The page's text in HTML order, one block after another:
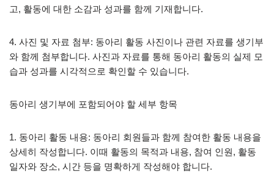
고, 활동에 대한 소감과 성과를 함께 기재합니다.
4. 사진 및 자료 첨부: 동아리 활동 사진이나 관련 자료를 생기부
와 함께 첨부합니다. 사진과 자료를 통해 동아리 활동의 실제 모
습과 성과를 시각적으로 확인할 수 있습니다.
동아리 생기부에 포함되어야 할 세부 항목
1. 동아리 활동 내용: 동아리 회원들과 함께 참여한 활동 내용을
상세히 작성합니다. 이때 활동의 목적과 내용, 참여 인원, 활동
일자와 장소, 시간 등을 명확하게 작성해야 합니다.